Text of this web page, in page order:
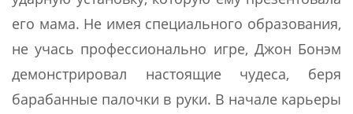
его мама. Не имея специального образования,
не учась профессионально игре, Джон Бонэм
демонстрировал настоящие чудеса, беря
барабанные палочки в руки. В начале карьеры